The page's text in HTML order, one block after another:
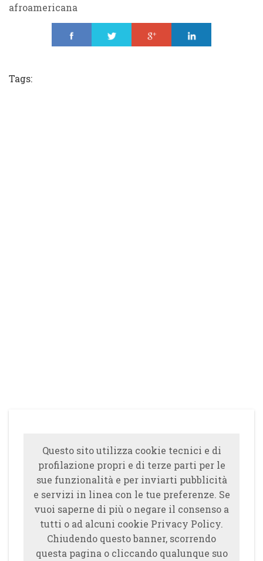
afroamericana
Tags:
Questo sito utilizza cookie tecnici e di
profilazione propri e di terze parti per le
sue funzionalità e per inviarti pubblicità
e servizi in linea con le tue preferenze. Se
vuoi saperne di più o negare il consenso a
tutti o ad alcuni cookie Privacy Policy.
Chiudendo questo banner, scorrendo
questa pagina o cliccando qualunque suo